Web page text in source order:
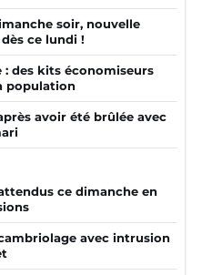
soir, nouvelle
ce lundi !
: des kits économiseurs
population
avoir été brûlée avec
ce dimanche en
avec intrusion